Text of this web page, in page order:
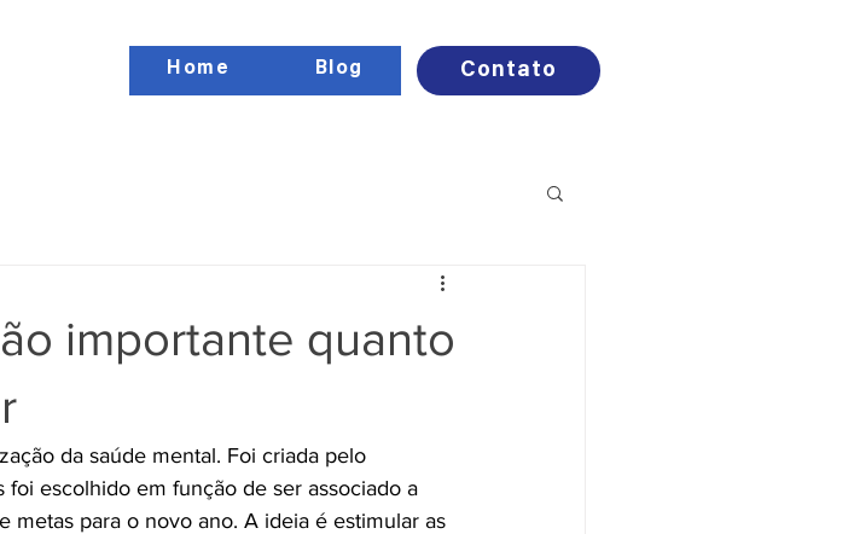
Home Blog Contato
importante quanto
da saúde mental. Foi criada pelo
escolhido em função de ser associado a
metas para o novo ano. A ideia é estimular as